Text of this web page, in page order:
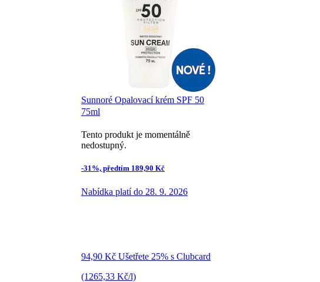
Sunnoré Opalovací krém SPF 50
75ml
Tento produkt je momentálně
nedostupný.
-31%, předtím 189,90 Kč
Nabídka platí do 28. 9. 2026
94,90 Kč Ušetřete 25% s Clubcard
(1265,33 Kč/l)